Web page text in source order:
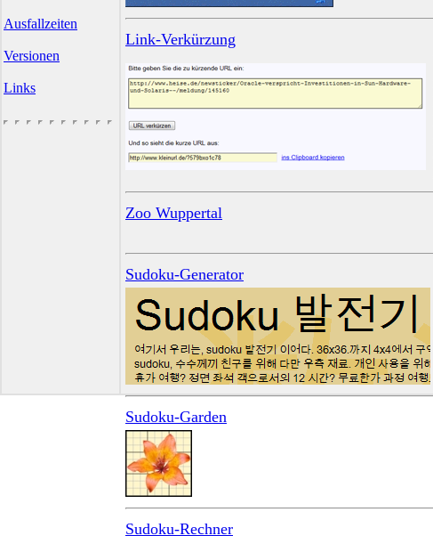
Ausfallzeiten
Versionen
Links
Link-Verkürzung
Zoo Wuppertal
Sudoku-Generator
Sudoku-Garden
Sudoku-Rechner